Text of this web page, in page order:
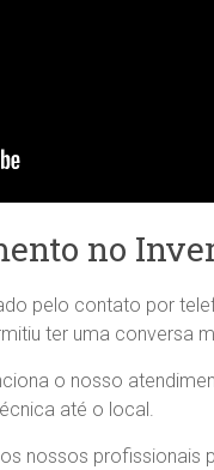
no
pelo contato por
ter uma conversa
o nosso
até o local.
nossos profissionais